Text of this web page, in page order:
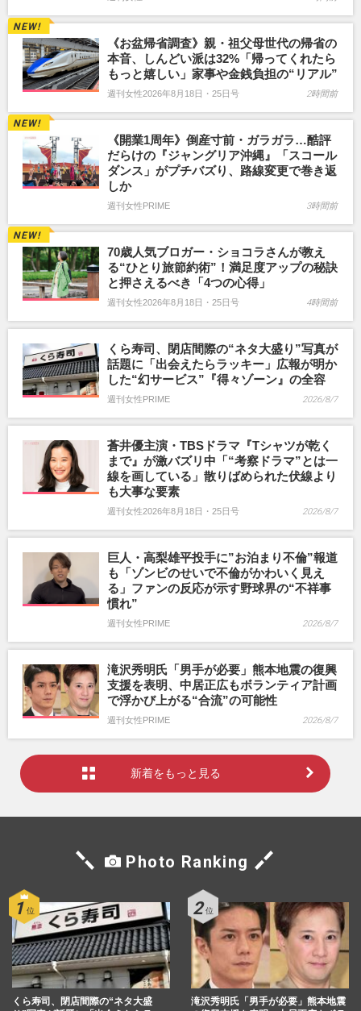
《お盆帰省調査》親・祖父母世代の帰省の
本音、しんどい派は32%「帰ってくれたら
もっと嬉しい」家事や金銭負担の“リアル”
週刊女性2026年8月18日・25日号 2時間前
《開業1周年》倒産寸前・ガラガラ…酷評
だらけの『ジャングリア沖縄』「スコール
ダンス」がプチバズり、路線変更で巻き返
しか
週刊女性PRIME 3時間前
70歳人気ブロガー・ショコラさんが教え
る“ひとり旅節約術”！満足度アップの秘訣
と押さえるべき「4つの心得」
週刊女性2026年8月18日・25日号 4時間前
くら寿司、閉店間際の“ネタ大盛り”写真が
話題に「出会えたらラッキー」広報が明か
した“幻サービス”『得々ゾーン』の全容
週刊女性PRIME 2026/8/7
蒼井優主演・TBSドラマ『Tシャツが乾く
まで』が激バズリ中「“考察ドラマ”とは一
線を画している」散りばめられた伏線より
も大事な要素
週刊女性2026年8月18日・25日号 2026/8/7
巨人・高梨雄平投手に”お泊まり不倫”報道
も「ゾンビのせいで不倫がかわいく見え
る」ファンの反応が示す野球界の“不祥事
慣れ”
週刊女性PRIME 2026/8/7
滝沢秀明氏「男手が必要」熊本地震の復興
支援を表明、中居正広もボランティア計画
で浮かび上がる“合流”の可能性
週刊女性PRIME 2026/8/7
新着をもっと見る
Photo Ranking
くら寿司、閉店間際の“ネタ大盛
滝沢秀明氏「男手が必要」熊本地震